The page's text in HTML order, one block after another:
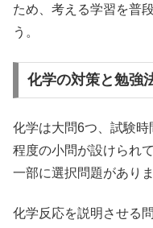
ため、考える学習を普
う。
化学の対策と勉強
化学は大問6つ、試験
程度の小問が設けられ
一部に選択問題がありま
化学反応を説明させる